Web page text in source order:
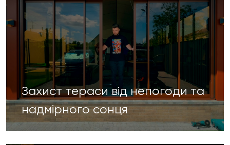
Захист тераси від непогоди та
надмірного сонця